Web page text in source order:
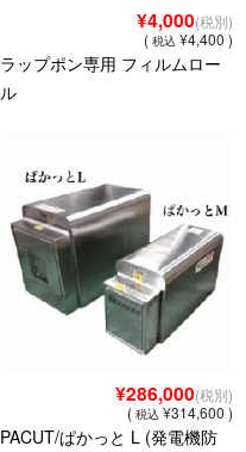
¥4,000(税別)
( 税込 ¥4,400 )
ラップポン専用 フィルムロー
ル
¥286,000(税別)
( 税込 ¥314,600 )
PACUT/ぱかっと L (発電機防